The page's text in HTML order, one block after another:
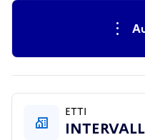
Actions rapides
ETTI